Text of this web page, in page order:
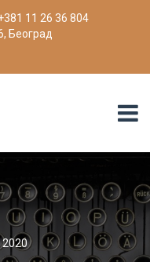
11 26 36 804
Београд
2020